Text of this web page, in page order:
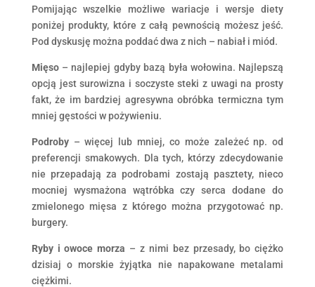
Pomijając wszelkie możliwe wariacje i wersje diety
poniżej produkty, które z całą pewnością możesz jeść.
Pod dyskusję można poddać dwa z nich – nabiał i miód.
Mięso– najlepiej gdyby bazą była wołowina. Najlepszą
opcją jest surowizna i soczyste steki z uwagi na prosty
fakt, że im bardziej agresywna obróbka termiczna tym
mniej gęstości w pożywieniu.
Podroby– więcej lub mniej, co może zależeć np. od
preferencji smakowych. Dla tych, którzy zdecydowanie
nie przepadają za podrobami zostają pasztety, nieco
mocniej wysmażona wątróbka czy serca dodane do
zmielonego mięsa z którego można przygotować np.
burgery.
Ryby i owoce morza – z nimi bez przesady, bo ciężko
dzisiaj o morskie żyjątka nie napakowane metalami
ciężkimi.